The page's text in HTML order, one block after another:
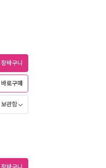
장바구니
바로구매
보관함